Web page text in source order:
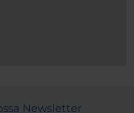
Newsletter